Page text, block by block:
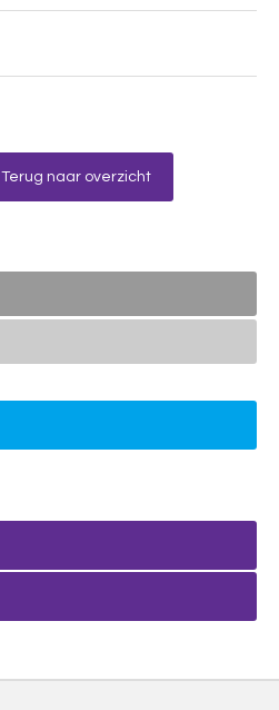
Terug naar overzicht